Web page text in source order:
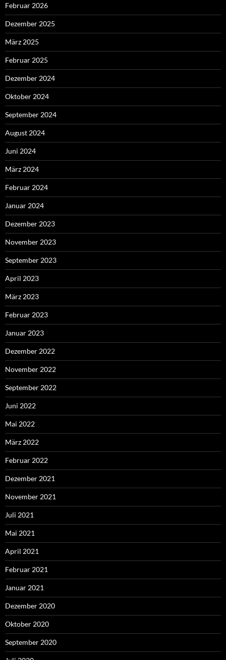
Februar 2026
Dezember 2025
März 2025
Februar 2025
Dezember 2024
Oktober 2024
September 2024
August 2024
Juni 2024
März 2024
Februar 2024
Januar 2024
Dezember 2023
November 2023
September 2023
April 2023
März 2023
Februar 2023
Januar 2023
Dezember 2022
November 2022
September 2022
Juni 2022
Mai 2022
März 2022
Februar 2022
Dezember 2021
November 2021
Juli 2021
Mai 2021
April 2021
Februar 2021
Januar 2021
Dezember 2020
Oktober 2020
September 2020